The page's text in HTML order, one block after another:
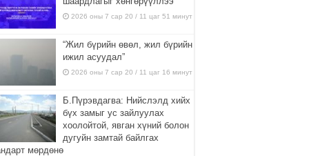
2026 оны 7 сар 20 / 11 цаг 51 минут
“Жил бүрийн өвөл, жил бүрийн
ижил асуудал”
2026 оны 7 сар 20 / 11 цаг 16 минут
Б.Пүрэвдагва: Нийслэлд хийх
бүх замыг ус зайлуулах
хоолойтой, явган хүний болон
дугуйн замтай байлгах
мөрдөнө